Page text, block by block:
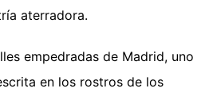
aterradora.
empedradas de Madrid, uno
en los rostros de los